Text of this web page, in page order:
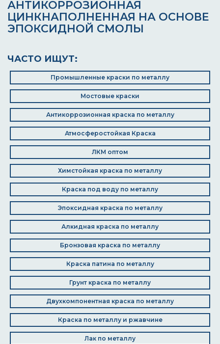
АНТИКОРРОЗИОННАЯ
ЦИНКНАПОЛНЕННАЯ НА ОСНОВЕ
ЭПОКСИДНОЙ СМОЛЫ
ЧАСТО ИЩУТ:
Промышленные краски по металлу
Мостовые краски
Антикоррозионная краска по металлу
Атмосферостойкая Краска
ЛКМ оптом
Химстойкая краска по металлу
Краска под воду по металлу
Эпоксидная краска по металлу
Алкидная краска по металлу
Бронзовая краска по металлу
Краска патина по металлу
Грунт краска по металлу
Двухкомпонентная краска по металлу
Краска по металлу и ржавчине
Лак по металлу